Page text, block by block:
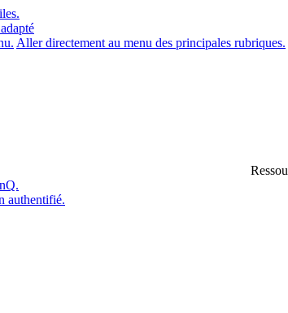
Aller directement au menu des principales rubriques.
authentifié.